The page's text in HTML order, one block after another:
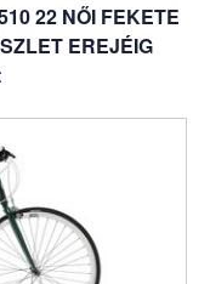
22 NŐI FEKETE
EREJÉIG